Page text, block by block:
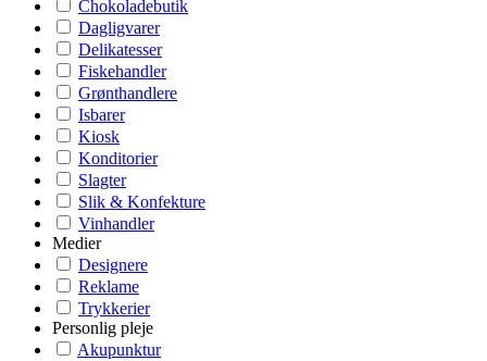
Chokoladebutik
Dagligvarer
Delikatesser
Fiskehandler
Grønthandlere
Isbarer
Kiosk
Konditorier
Slagter
Slik & Konfekture
Vinhandler
Medier
Designere
Reklame
Trykkerier
Personlig pleje
Akupunktur